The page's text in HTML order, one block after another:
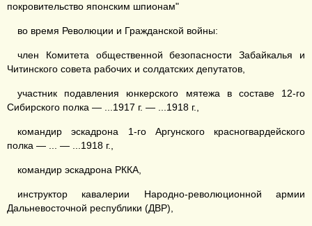
покровительство японским шпионам"
во время Революции и Гражданской войны:
член Комитета общественной безопасности Забайкалья и
Читинского совета рабочих и солдатских депутатов,
участник подавления юнкерского мятежа в составе 12-го
Сибирского полка — ...1917 г. — ...1918 г.,
командир эскадрона 1-го Аргунского красногвардейского
полка — ... — ...1918 г.,
командир эскадрона РККА,
инструктор кавалерии Народно-революционной армии
Дальневосточной республики (ДВР),